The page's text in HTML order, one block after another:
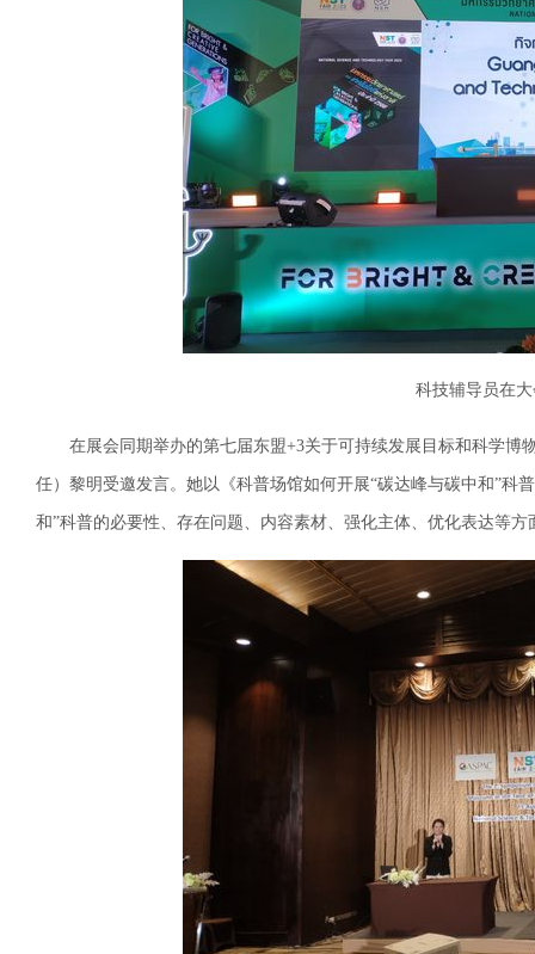
科技辅导员在
在展会同期举办的第七届东盟+3关于可持续发展目标和科学
任）黎明受邀发言。她以《科普场馆如何开展“碳达峰与碳中和”科
和”科普的必要性、存在问题、内容素材、强化主体、优化表达等方